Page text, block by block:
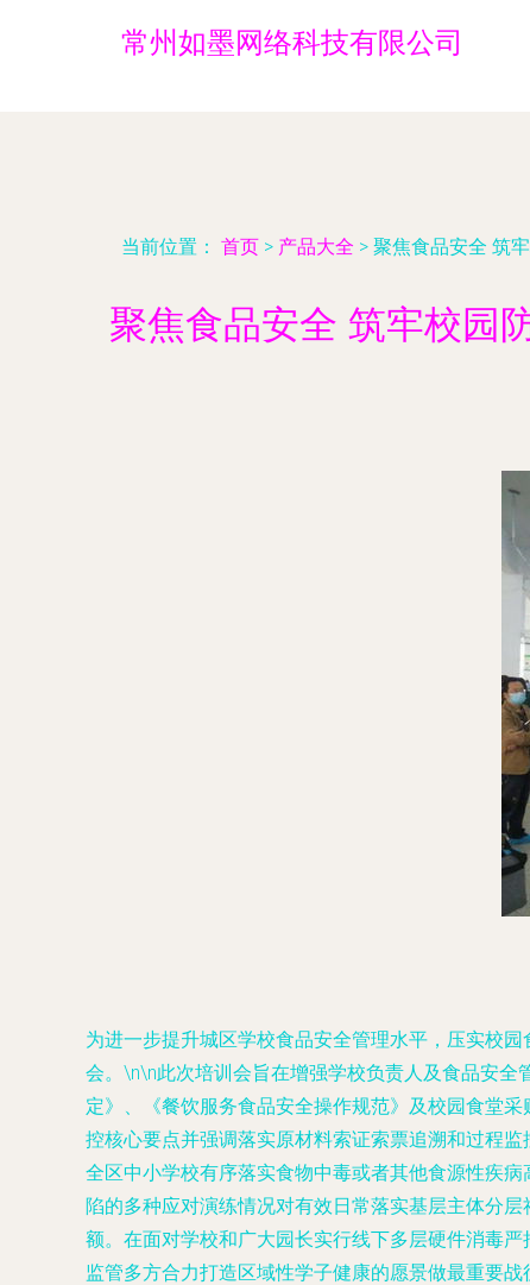
常州如墨网络科技有限公司
当前位置： 首页 > 产品大全 > 聚焦食品安全 筑
聚焦食品安全 筑牢校园
为进一步提升城区学校食品安全管理水平，压实校
会。\n\n此次培训会旨在增强学校负责人及食品安
定》、《餐饮服务食品安全操作规范》及校园食堂
控核心要点并强调落实原材料索证索票追溯和过程
全区中小学校有序落实食物中毒或者其他食源性疾
陷的多种应对演练情况对有效日常落实基层主体分
额。在面对学校和广大园长实行线下多层硬件消毒
监管多方合力打造区域性学子健康的愿景做最重要